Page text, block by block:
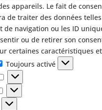
appareils. Le fait de
de traiter des données
de navigation ou les ID
ou de retirer son
certaines caractéristiques
Fonctionnel
Toujours activé
Préférences
Statistiques
Marketing